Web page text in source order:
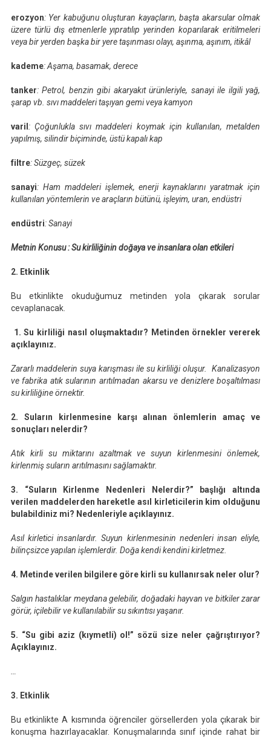
erozyon: Yer kabuğunu oluşturan kayaçların, başta akarsular olmak
üzere türlü dış etmenlerle yıpratılıp yerinden koparılarak eritilmeleri
veya bir yerden başka bir yere taşınması olayı, aşınma, aşınım, itikâl
kademe: Aşama, basamak, derece
tanker: Petrol, benzin gibi akaryakıt ürünleriyle, sanayi ile ilgili yağ,
şarap vb. sıvı maddeleri taşıyan gemi veya kamyon
varil : Çoğunlukla sıvı maddeleri koymak için kullanılan, metalden
yapılmış, silindir biçiminde, üstü kapalı kap
filtre: Süzgeç, süzek
sanayi: Ham maddeleri işlemek, enerji kaynaklarını yaratmak için
kullanılan yöntemlerin ve araçların bütünü, işleyim, uran, endüstri
endüstri: Sanayi
Metnin Konusu: Su kirliliğinin doğaya ve insanlara olan etkileri
2. Etkinlik
Bu etkinlikte okuduğumuz metinden yola çıkarak sorular
cevaplanacak.
1. Su kirliliği nasıl oluşmaktadır? Metinden örnekler vererek
açıklayınız.
Zararlı maddelerin suya karışması ile su kirliliği oluşur. Kanalizasyon
ve fabrika atık sularının arıtılmadan akarsu ve denizlere boşaltılması
su kirliliğine örnektir.
2. Suların kirlenmesine karşı alınan önlemlerin amaç ve
sonuçları nelerdir?
Atık kirli su miktarını azaltmak ve suyun kirlenmesini önlemek,
kirlenmiş suların arıtılmasını sağlamaktır.
3. “Suların Kirlenme Nedenleri Nelerdir?” başlığı altında
verilen maddelerden hareketle asıl kirleticilerin kim olduğunu
bulabildiniz mi? Nedenleriyle açıklayınız.
Asıl kirletici insanlardır. Suyun kirlenmesinin nedenleri insan eliyle,
bilinçsizce yapılan işlemlerdir. Doğa kendi kendini kirletmez.
4. Metinde verilen bilgilere göre kirli su kullanırsak neler olur?
Salgın hastalıklar meydana gelebilir, doğadaki hayvan ve bitkiler zarar
görür, içilebilir ve kullanılabilir su sıkıntısı yaşanır.
5. “Su gibi aziz (kıymetli) ol!” sözü size neler çağrıştırıyor?
Açıklayınız.
3. Etkinlik
Bu etkinlikte A kısmında öğrenciler görsellerden yola çıkarak bir
konuşma hazırlayacaklar. Konuşmalarında sınıf içinde rahat bir